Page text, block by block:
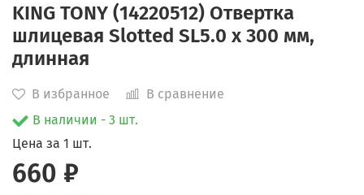
KING TONY (14220512) Отвертка
шлицевая Slotted SL5.0 x 300 мм,
длинная
В избранное
В сравнение
В наличии - 3 шт.
Цена за 1 шт.
660 ₽